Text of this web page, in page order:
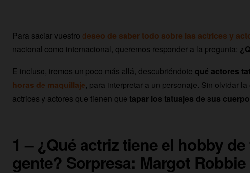
Para saciar vuestro deseo de saber todo sobre las actrices y
nacional como internacional, queremos responder a la pregunta:
E incluso, iremos un poco más allá, descubriéndote qué actores
horas de maquillaje, para interpretar a un personaje. Sin olvidar
actrices y actores que tienen que tapar los tatuajes de sus
1 – ¿Qué actriz tiene el hobby
gente? Sorpresa: Margot Robbie